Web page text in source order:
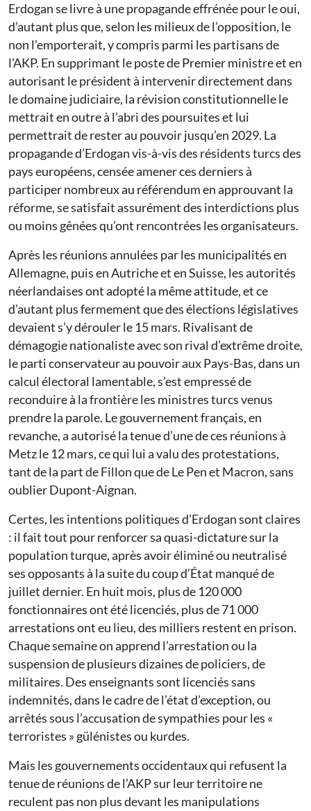
Erdogan se livre à une propagande effrénée pour le oui,
d’autant plus que, selon les milieux de l’opposition, le
non l’emporterait, y compris parmi les partisans de
l’AKP. En supprimant le poste de Premier ministre et en
autorisant le président à intervenir directement dans
le domaine judiciaire, la révision constitutionnelle le
mettrait en outre à l’abri des poursuites et lui
permettrait de rester au pouvoir jusqu’en 2029. La
propagande d’Erdogan vis-à-vis des résidents turcs des
pays européens, censée amener ces derniers à
participer nombreux au référendum en approuvant la
réforme, se satisfait assurément des interdictions plus
ou moins gênées qu’ont rencontrées les organisateurs.
Après les réunions annulées par les municipalités en
Allemagne, puis en Autriche et en Suisse, les autorités
néerlandaises ont adopté la même attitude, et ce
d’autant plus fermement que des élections législatives
devaient s’y dérouler le 15 mars. Rivalisant de
démagogie nationaliste avec son rival d’extrême droite,
le parti conservateur au pouvoir aux Pays-Bas, dans un
calcul électoral lamentable, s’est empressé de
reconduire à la frontière les ministres turcs venus
prendre la parole. Le gouvernement français, en
revanche, a autorisé la tenue d’une de ces réunions à
Metz le 12 mars, ce qui lui a valu des protestations,
tant de la part de Fillon que de Le Pen et Macron, sans
oublier Dupont-Aignan.
Certes, les intentions politiques d’Erdogan sont claires
: il fait tout pour renforcer sa quasi-dictature sur la
population turque, après avoir éliminé ou neutralisé
ses opposants à la suite du coup d’État manqué de
juillet dernier. En huit mois, plus de 120 000
fonctionnaires ont été licenciés, plus de 71 000
arrestations ont eu lieu, des milliers restent en prison.
Chaque semaine on apprend l’arrestation ou la
suspension de plusieurs dizaines de policiers, de
militaires. Des enseignants sont licenciés sans
indemnités, dans le cadre de l’état d’exception, ou
arrêtés sous l’accusation de sympathies pour les «
terroristes » gülénistes ou kurdes.
Mais les gouvernements occidentaux qui refusent la
tenue de réunions de l’AKP sur leur territoire ne
reculent pas non plus devant les manipulations